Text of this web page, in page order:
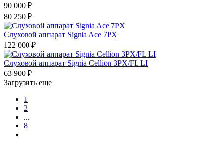
90 000 ₽
80 250 ₽
Слуховой аппарат Signia Ace 7PX
122 000 ₽
Слуховой аппарат Signia Cellion 3PX/FL LI
63 900 ₽
Загрузить еще
1
2
...
8